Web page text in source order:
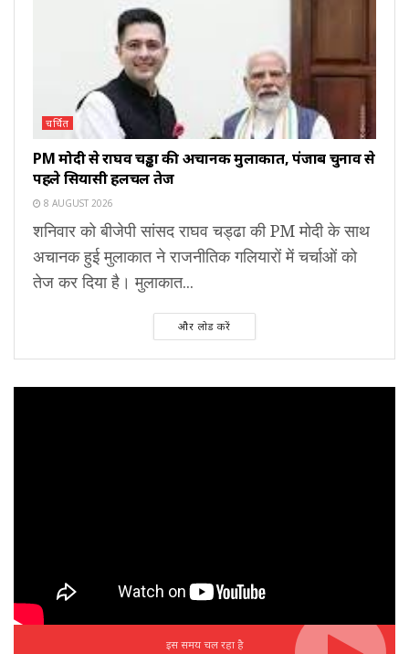
चर्चित
PM मोदी से राघव चड्ढा की अचानक मुलाकात, पंजाब चुनाव से
पहले सियासी हलचल तेज
8 AUGUST 2026
शनिवार को बीजेपी सांसद राघव चड्ढा की PM मोदी के साथ
अचानक हुई मुलाकात ने राजनीतिक गलियारों में चर्चाओं को
तेज कर दिया है। मुलाकात...
और लोड करें
इस समय चल रहा है